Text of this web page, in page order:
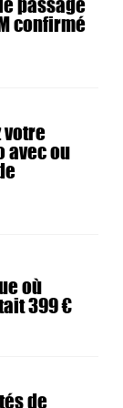
confirmé
avec ou
où
399 €
de